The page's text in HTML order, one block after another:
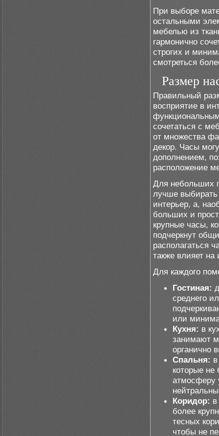
При выборе
остальными
мебелью из
гармонично
строгих и
смотреться
Размер
Правильный
восприятие в
сочетаться с
от множества
декор. Часы
дополнением,
расположение
Для небольших
лучше выбирать
интерьер, а,
больших и
крупные часы,
подчеркнут
располагаться
также влияет
Для каждого
Гостиная:
среднего
или
Кухня: в
занимают
органично
Спальня:
которые не
атмосферу
Коридор:
более
тесных
чтобы не